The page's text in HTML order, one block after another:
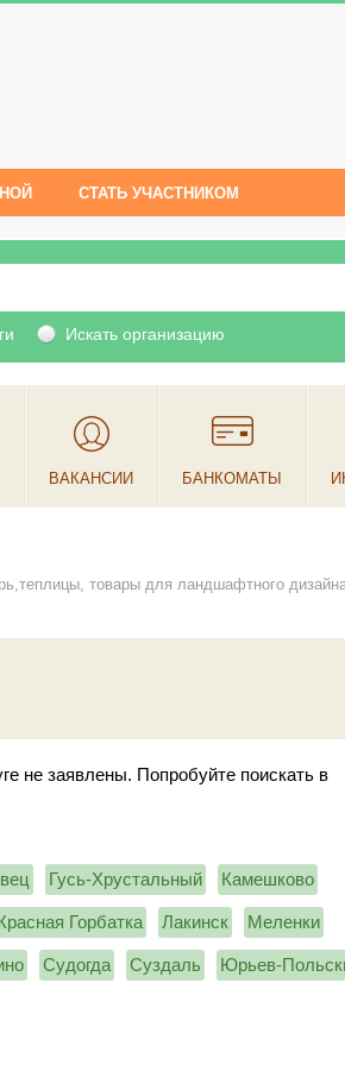
СТАТЬ УЧАСТНИКОМ
Искать организацию
ВАКАНСИИ БАНКОМАТЫ
товары для ландшафтного
не заявлены. Попробуйте поискать в
Гусь-Хрустальный Камешково
Горбатка Лакинск Меленки
Судогда Суздаль Юрьев-